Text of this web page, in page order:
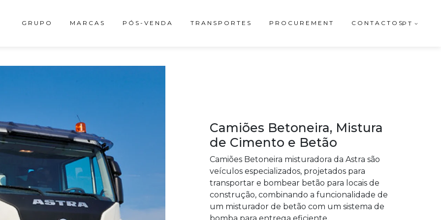
GRUPO MARCAS PÓS-VENDA TRANSPORTES PROCUREMENT CONTACTOSPT
Camiões Betoneira, Mistura
de Cimento e Betão
Camiões Betoneira misturadora da Astra são
veículos especializados, projetados para
transportar e bombear betão para locais de
construção, combinando a funcionalidade de
um misturador de betão com um sistema de